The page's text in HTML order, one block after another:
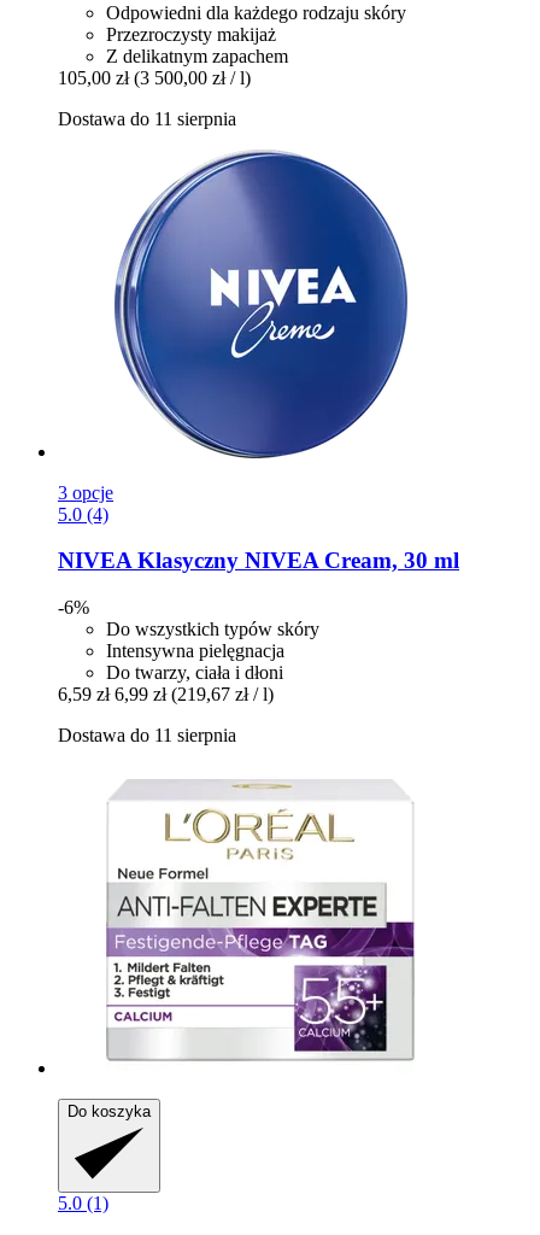
Odpowiedni dla każdego rodzaju skóry
Przezroczysty makijaż
Z delikatnym zapachem
105,00 zł (3 500,00 zł / l)
Dostawa do 11 sierpnia
3 opcje
5.0 (4)
NIVEAKlasyczny NIVEA Cream, 30 ml
-6%
Do wszystkich typów skóry
Intensywna pielęgnacja
Do twarzy, ciała i dłoni
6,59 zł 6,99 zł (219,67 zł / l)
Dostawa do 11 sierpnia
Do koszyka
5.0 (1)